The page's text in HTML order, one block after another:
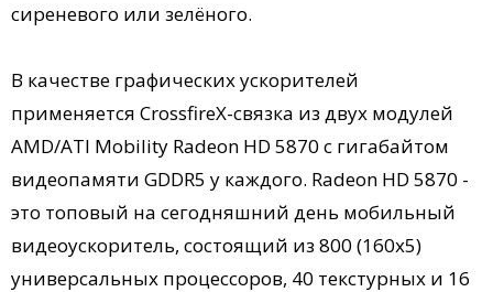
сиреневого или зелёного.
В качестве графических ускорителей
применяется CrossfireX-связка из двух модулей
AMD/ATI Mobility Radeon HD 5870 с гигабайтом
видеопамяти GDDR5 у каждого. Radeon HD 5870 -
это топовый на сегодняшний день мобильный
видеоускоритель, состоящий из 800 (160х5)
универсальных процессоров, 40 текстурных и 16